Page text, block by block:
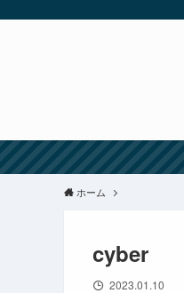
ホーム
cyber
2023.01.10